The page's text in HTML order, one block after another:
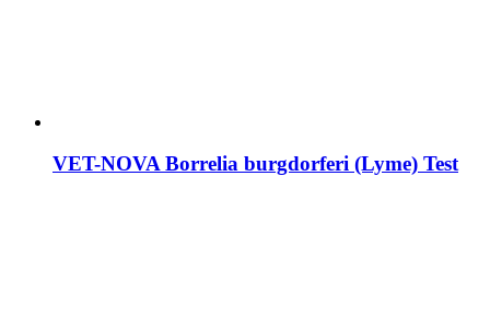
VET-NOVA Borrelia burgdorferi (Lyme) Test